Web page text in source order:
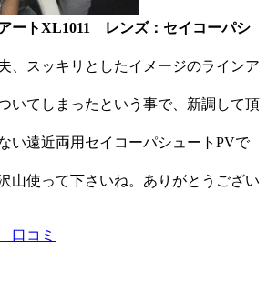
アートXL1011 レンズ：セイコーパシ
、スッキリとしたイメージのラインア
いてしまったという事で、新調して頂
い遠近両用セイコーパシュートPVで
山使って下さいね。ありがとうござい